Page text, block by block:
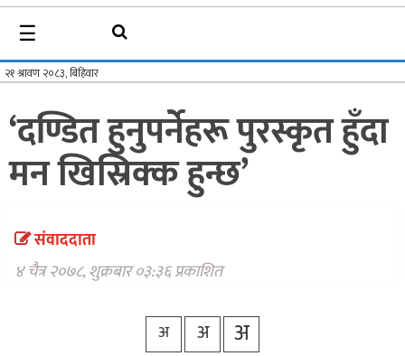
फिचर
अन्तर्वार्ता
विचार
ब्लग
वैकल्पिक
चिकित्सा
☰
‘दण्डित हुनुपर्नेहरू पुरस्कृत हुँदा
मन खिस्रिक्क हुन्छ’
संवाददाता
४ चैत्र २०७८, शुक्रबार ०३:३६ प्रकाशित
अ अ अ